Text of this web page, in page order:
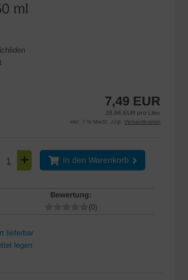
ml
7,49 EUR
29,96 EUR pro Liter
inkl. 7 % MwSt. zzgl. Versandkosten
In den Warenkorb
Bewertung:
(0)
lieferbar